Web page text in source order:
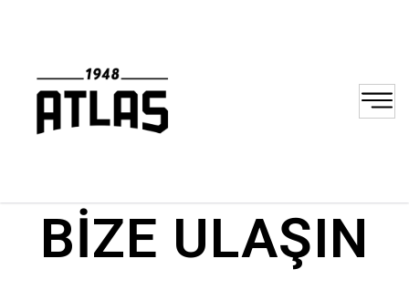
BİZE ULAŞIN